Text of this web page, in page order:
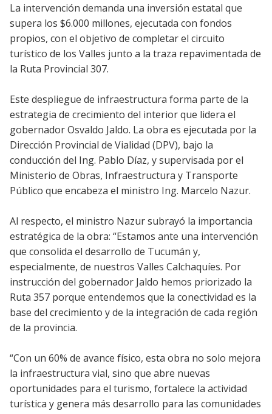
La intervención demanda una inversión estatal que
supera los $6.000 millones, ejecutada con fondos
propios, con el objetivo de completar el circuito
turístico de los Valles junto a la traza repavimentada de
la Ruta Provincial 307.
Este despliegue de infraestructura forma parte de la
estrategia de crecimiento del interior que lidera el
gobernador Osvaldo Jaldo. La obra es ejecutada por la
Dirección Provincial de Vialidad (DPV), bajo la
conducción del Ing. Pablo Díaz, y supervisada por el
Ministerio de Obras, Infraestructura y Transporte
Público que encabeza el ministro Ing. Marcelo Nazur.
Al respecto, el ministro Nazur subrayó la importancia
estratégica de la obra: “Estamos ante una intervención
que consolida el desarrollo de Tucumán y,
especialmente, de nuestros Valles Calchaquíes. Por
instrucción del gobernador Jaldo hemos priorizado la
Ruta 357 porque entendemos que la conectividad es la
base del crecimiento y de la integración de cada región
de la provincia.
“Con un 60% de avance físico, esta obra no solo mejora
la infraestructura vial, sino que abre nuevas
oportunidades para el turismo, fortalece la actividad
turística y genera más desarrollo para las comunidades